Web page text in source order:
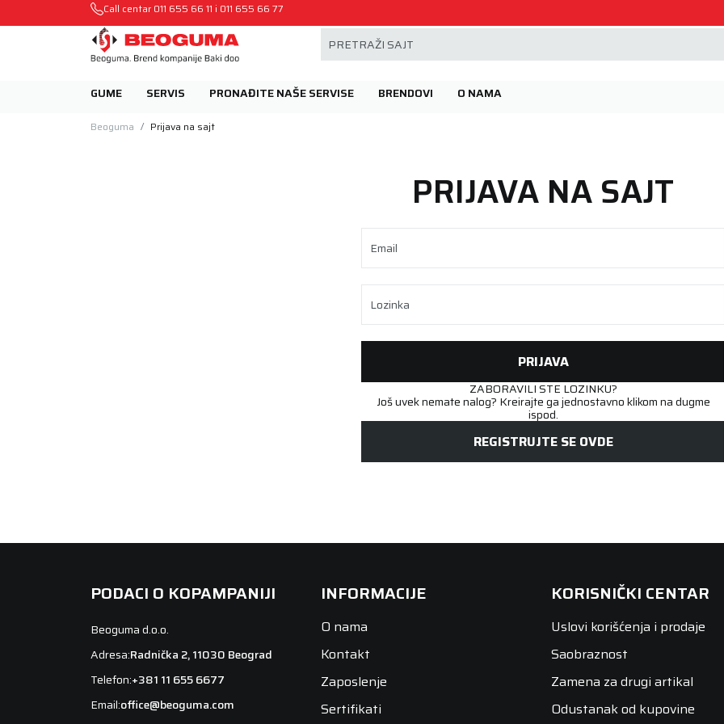
Call centar 011 655 66 11 i 011 655 66 77
Mehanika automobila u Beogumu.
PRETRAŽI SAJT
GUME SERVIS PRONAĐITE NAŠE SERVISE BRENDOVI O NAMA
Beoguma Prijava na sajt
PRIJAVA NA SAJT
Email
Lozinka
PRIJAVA
ZABORAVILI STE LOZINKU?
Još uvek nemate nalog? Kreirajte ga jednostavno klikom na dugme
ispod.
REGISTRUJTE SE OVDE
PODACI O KOPAMPANIJI
Beoguma d.o.o.
Adresa:Radnička 2, 11030 Beograd
Telefon:+381 11 655 6677
Email:office@beoguma.com
INFORMACIJE
O nama
Kontakt
Zaposlenje
Sertifikati
KORISNIČKI CENTAR
Uslovi korišćenja i prodaje
Saobraznost
Zamena za drugi artikal
Odustanak od kupovine